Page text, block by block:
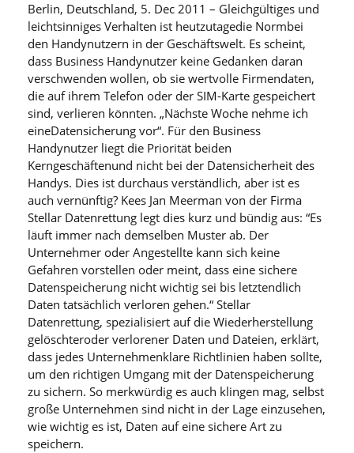
Berlin, Deutschland, 5. Dec 2011 – Gleichgültiges und
leichtsinniges Verhalten ist heutzutagedie Normbei
den Handynutzern in der Geschäftswelt. Es scheint,
dass Business Handynutzer keine Gedanken daran
verschwenden wollen, ob sie wertvolle Firmendaten,
die auf ihrem Telefon oder der SIM-Karte gespeichert
sind, verlieren könnten. „Nächste Woche nehme ich
eineDatensicherung vor“. Für den Business
Handynutzer liegt die Priorität beiden
Kerngeschäftenund nicht bei der Datensicherheit des
Handys. Dies ist durchaus verständlich, aber ist es
auch vernünftig? Kees Jan Meerman von der Firma
Stellar Datenrettung legt dies kurz und bündig aus: “Es
läuft immer nach demselben Muster ab. Der
Unternehmer oder Angestellte kann sich keine
Gefahren vorstellen oder meint, dass eine sichere
Datenspeicherung nicht wichtig sei bis letztendlich
Daten tatsächlich verloren gehen.“ Stellar
Datenrettung, spezialisiert auf die Wiederherstellung
gelöschteroder verlorener Daten und Dateien, erklärt,
dass jedes Unternehmenklare Richtlinien haben sollte,
um den richtigen Umgang mit der Datenspeicherung
zu sichern. So merkwürdig es auch klingen mag, selbst
große Unternehmen sind nicht in der Lage einzusehen,
wie wichtig es ist, Daten auf eine sichere Art zu
speichern.